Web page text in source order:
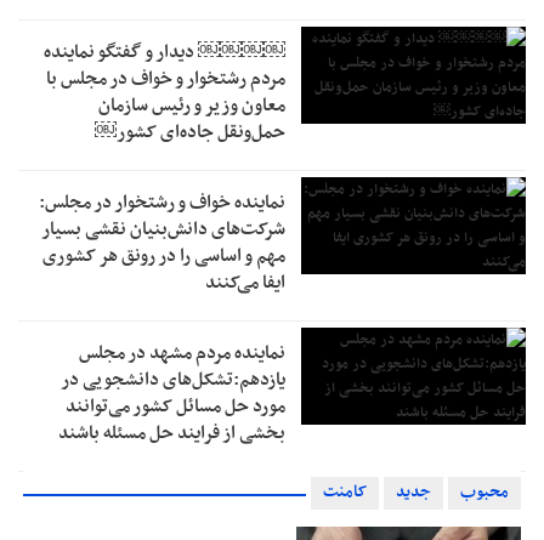
￼￼￼￼‏ دیدار و گفتگو نماینده
مردم رشتخوار و خواف در مجلس با
معاون وزیر و رئیس سازمان
حمل‌ونقل جاده‌ای کشور￼
نماینده خواف و رشتخوار در مجلس:
شرکت‌های دانش‌بنیان نقشی بسیار
مهم و اساسی را در رونق هر کشوری
ایفا می‌کنند
نماینده مردم مشهد در مجلس
یازدهم:تشکل‌های دانشجویی در
مورد حل مسائل کشور می‌توانند
بخشی از فرایند حل مسئله باشند
محبوب جدید کامنت